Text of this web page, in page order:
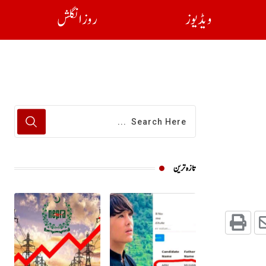
ویڈیوز روز انگلش
تازہ ترین